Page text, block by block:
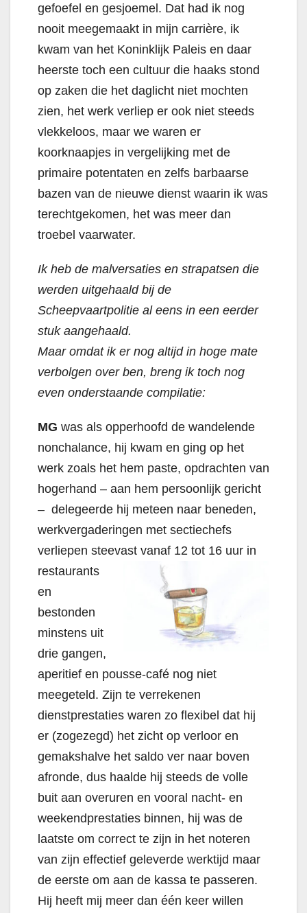
gefoefel en gesjoemel. Dat had ik nog
nooit meegemaakt in mijn carrière, ik
kwam van het Koninklijk Paleis en daar
heerste toch een cultuur die haaks stond
op zaken die het daglicht niet mochten
zien, het werk verliep er ook niet steeds
vlekkeloos, maar we waren er
koorknaapjes in vergelijking met de
primaire potentaten en zelfs barbaarse
bazen van de nieuwe dienst waarin ik was
terechtgekomen, het was meer dan
troebel vaarwater.
Ik heb de malversaties en strapatsen die
werden uitgehaald bij de
Scheepvaartpolitie al eens in een eerder
stuk aangehaald.
Maar omdat ik er nog altijd in hoge mate
verbolgen over ben, breng ik toch nog
even onderstaande compilatie:
MG was als opperhoofd de wandelende
nonchalance, hij kwam en ging op het
werk zoals het hem paste, opdrachten van
hogerhand – aan hem persoonlijk gericht
– delegeerde hij meteen naar beneden,
werkvergaderingen met sectiechefs
verliepen steevast vanaf 12 tot 16 uur in
restaurants
en
bestonden
minstens uit
drie gangen,
aperitief en pousse-café nog niet
meegeteld. Zijn te verrekenen
dienstprestaties waren zo flexibel dat hij
er (zogezegd) het zicht op verloor en
gemakshalve het saldo ver naar boven
afronde, dus haalde hij steeds de volle
buit aan overuren en vooral nacht- en
weekendprestaties binnen, hij was de
laatste om correct te zijn in het noteren
van zijn effectief geleverde werktijd maar
de eerste om aan de kassa te passeren.
Hij heeft mij meer dan één keer willen